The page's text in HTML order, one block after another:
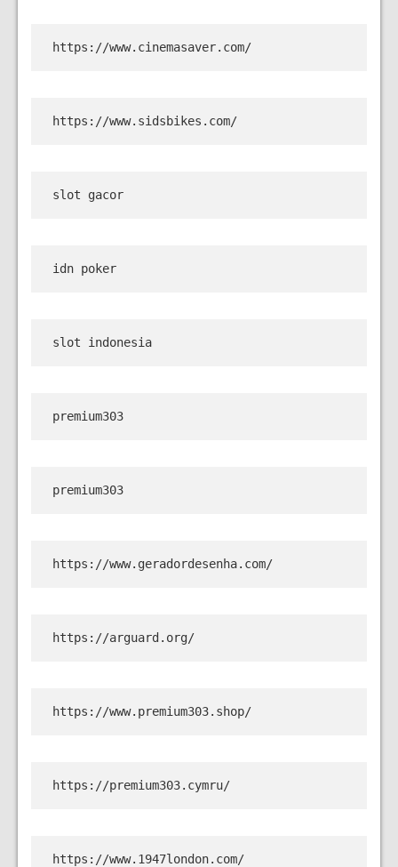
https://www.cinemasaver.com/
https://www.sidsbikes.com/
slot gacor
idn poker
slot indonesia
premium303
premium303
https://www.geradordesenha.com/
https://arguard.org/
https://www.premium303.shop/
https://premium303.cymru/
https://www.1947london.com/